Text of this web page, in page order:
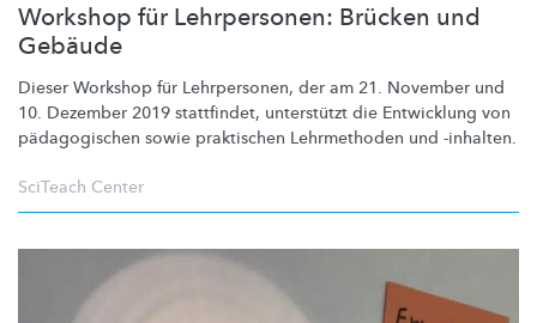
Workshop für Lehrpersonen: Brücken und
Gebäude
Dieser Workshop für Lehrpersonen, der am 21. November und
10. Dezember 2019 stattfindet, unterstützt die Entwicklung von
pädagogischen sowie praktischen Lehrmethoden und -inhalten.
SciTeach Center